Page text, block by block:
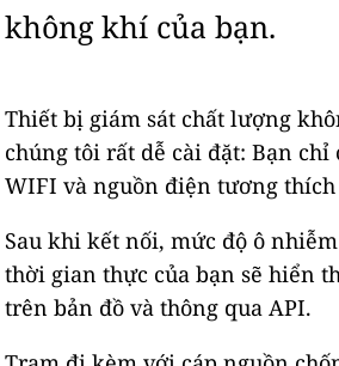
không khí của bạn.
Thiết bị giám sát chất lượng
chúng tôi rất dễ cài đặt: Bạn
WIFI và nguồn điện tương thích
Sau khi kết nối, mức độ ô
thời gian thực của bạn sẽ hiển
trên bản đồ và thông qua API.